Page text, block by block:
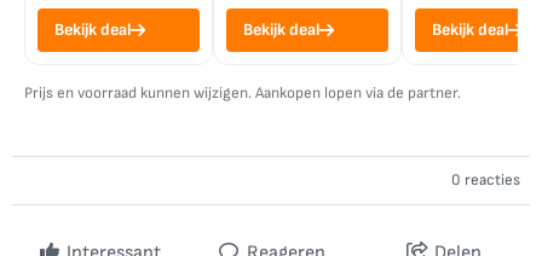
Bekijk deal Bekijk deal Bekijk deal
Prijs en voorraad kunnen wijzigen. Aankopen lopen via de partner.
0 reacties